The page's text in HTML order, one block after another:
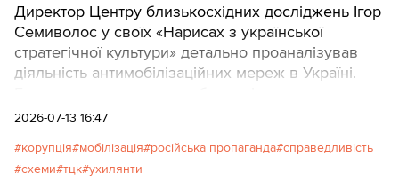
Директор Центру близькосхідних досліджень Ігор
Семиволос у своїх «Нарисах з української
стратегічної культури» детально проаналізував
діяльність антимобілізаційних мереж в Україні.
суспільства та системи оборони.
2026-07-13 16:47
корупція мобілізація російська пропаганда справедливість
схеми тцк ухилянти